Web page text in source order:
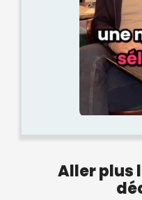
Aller plus